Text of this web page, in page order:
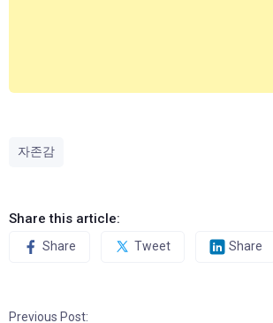
자존감
Share this article:
Share Tweet Share
Previous Post: